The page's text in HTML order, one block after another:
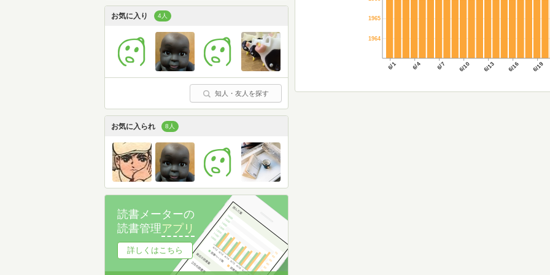
6/1 6/4 6/7 6/10 6/13 6/16 6/19
1964
1965
お気に入り 4人
知人・友人を探す
お気に入られ 8人
読書メーターの
読書管理アプリ
詳しくはこちら